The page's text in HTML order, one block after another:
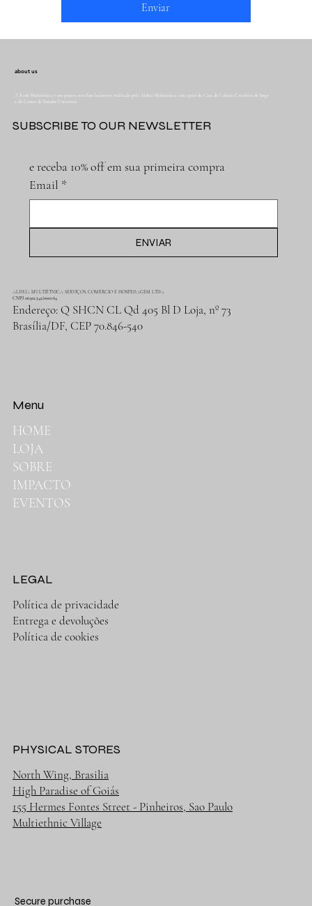
Enviar
e receba 10% off em sua primeira compra
Email *
ENVIAR
A Rede Multiétnica é um projeto sem fins lucrativos, realizado pela Aldeia Multiétnica com apoio da Casa de Cultura Cavaleiro de Jorge
e do Centro de Estudos Universais.
SUBSCRIBE TO OUR NEWSLETTER
about us
ALDEIA MULTIÉTNICA SERVIÇOS, COMÉRCIO E HOSPEDAGEM LTDA
CNPJ 06.912.342/0001-64
Endereço: Q SHCN CL Qd 405 Bl D Loja, nº 73
Brasília/DF, CEP 70.846-540
HOME
LOJA
SOBRE
IMPACTO
EVENTOS
Menu
Política de privacidade
Entrega e devoluções
Política de cookies
LEGAL
North Wing, Brasilia
High Paradise of Goiás
155 Hermes Fontes Street - Pinheiros, Sao Paulo
Multiethnic Village
PHYSICAL STORES
Secure purchase